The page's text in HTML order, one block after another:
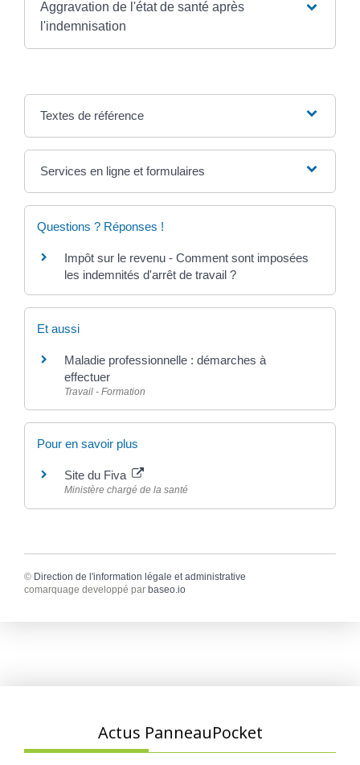
Aggravation de l'état de santé après
l'indemnisation
Textes de référence
Services en ligne et formulaires
Questions ? Réponses !
Impôt sur le revenu - Comment sont imposées
les indemnités d'arrêt de travail ?
Et aussi
Maladie professionnelle : démarches à
effectuer
Travail - Formation
Pour en savoir plus
Site du Fiva
Ministère chargé de la santé
© Direction de l'information légale et administrative
comarquage developpé par baseo.io
Actus PanneauPocket